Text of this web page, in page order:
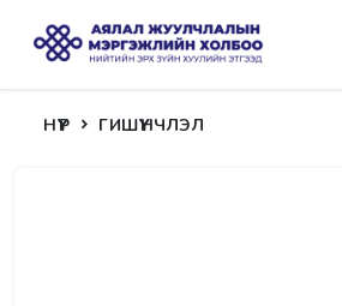
НҮҮР ГИШҮҮНЧЛЭЛ